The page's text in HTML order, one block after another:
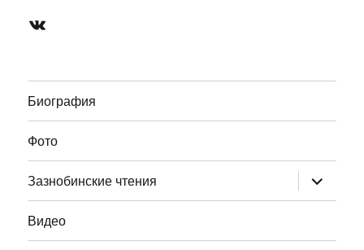
ВКонтакте
Биография
Фото
Зазнобинские чтения раскрыть
дочернее
меню
Видео